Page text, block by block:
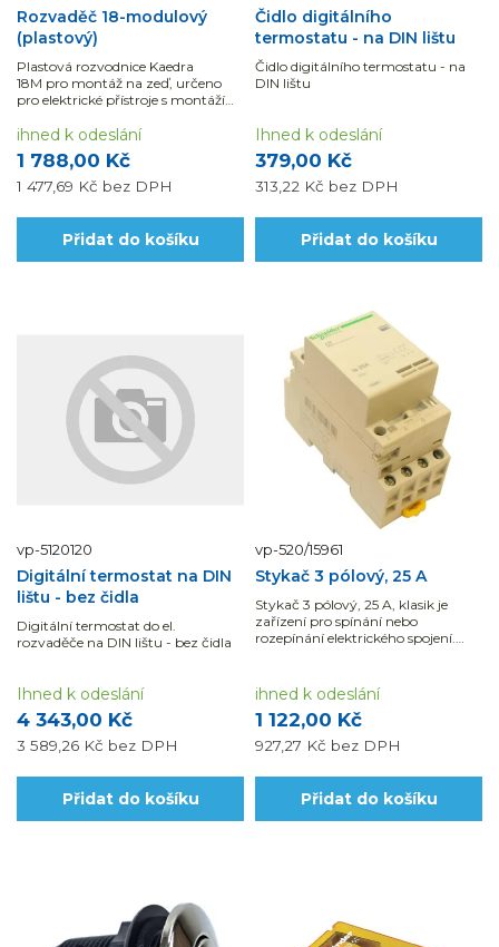
Rozvaděč 18-modulový
(plastový)
Plastová rozvodnice Kaedra
18M pro montáž na zeď, určeno
pro elektrické přístroje s montáží
1 788,00 Kč
1 477,69 Kč bez DPH
ihned k odeslání
Přidat do košíku
Čidlo digitálního
termostatu - na DIN lištu
Čidlo digitálního termostatu - na
DIN lištu
379,00 Kč
313,22 Kč bez DPH
Ihned k odeslání
Přidat do košíku
vp-5120120
Digitální termostat na DIN
lištu - bez čidla
Digitální termostat do el.
rozvaděče na DIN lištu - bez čidla
4 343,00 Kč
3 589,26 Kč bez DPH
Ihned k odeslání
Přidat do košíku
vp-520/15961
Stykač 3 pólový, 25 A
Stykač 3 pólový, 25 A, klasik je
zařízení pro spínání nebo
rozepínání elektrického spojení.
1 122,00 Kč
927,27 Kč bez DPH
ihned k odeslání
Přidat do košíku